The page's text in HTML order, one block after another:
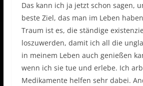
Das kann ich ja jetzt schon sagen,
beste Ziel, das man im Leben
Traum ist es, die ständige
loszuwerden, damit ich all die
in meinem Leben auch genießen
wenn ich sie tue und erlebe. Ich
Medikamente helfen sehr dabei.